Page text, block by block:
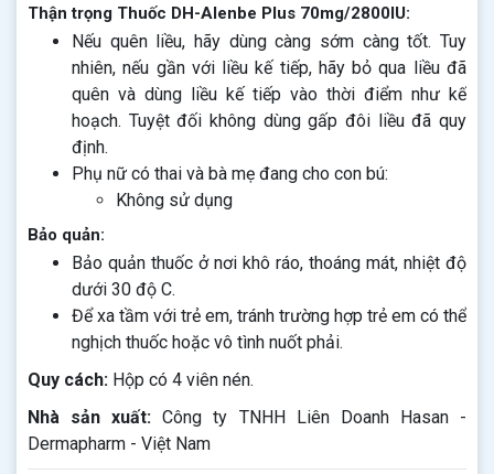
Thận trọng Thuốc DH-Alenbe Plus 70mg/2800IU:
Nếu quên liều, hãy dùng càng sớm càng tốt. Tuy
nhiên, nếu gần với liều kế tiếp, hãy bỏ qua liều đã
quên và dùng liều kế tiếp vào thời điểm như kế
hoạch. Tuyệt đối không dùng gấp đôi liều đã quy
định.
Phụ nữ có thai và bà mẹ đang cho con bú:
Không sử dụng
Bảo quản:
Bảo quản thuốc ở nơi khô ráo, thoáng mát, nhiệt độ
dưới 30 độ C.
Để xa tầm với trẻ em, tránh trường hợp trẻ em có thể
nghịch thuốc hoặc vô tình nuốt phải.
Quy cách: Hộp có 4 viên nén.
Nhà sản xuất: Công ty TNHH Liên Doanh Hasan -
Dermapharm - Việt Nam